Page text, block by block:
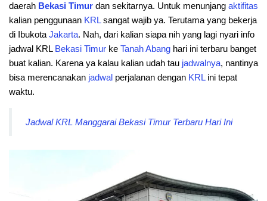
daerah Bekasi Timur dan sekitarnya. Untuk menunjang aktifitas
kalian penggunaan KRLsangat wajib ya. Terutama yang bekerja
di Ibukota Jakarta. Nah, dari kalian siapa nih yang lagi nyari info
jadwal KRL Bekasi Timur ke TanahAbang hari ini terbaru banget
buat kalian. Karena ya kalau kalian udah tau jadwalnya, nantinya
bisa merencanakan jadwal perjalanan dengan KRLini tepat
waktu.
Jadwal KRL Manggarai Bekasi Timur Terbaru Hari Ini